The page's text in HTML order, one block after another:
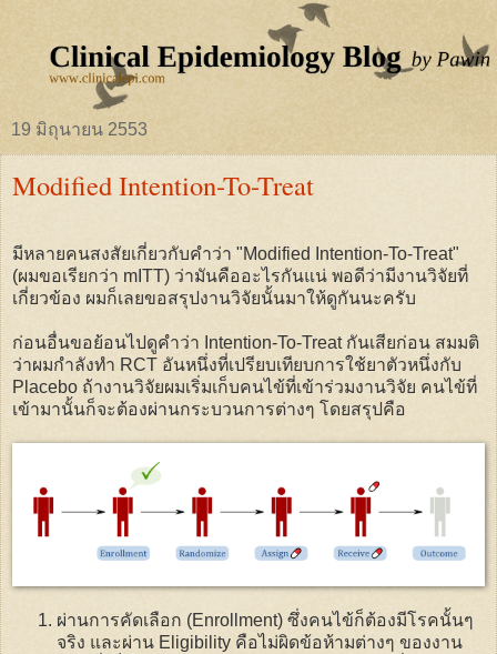
19 มิถุนายน 2553
Modified Intention-To-Treat
มีหลายคนสงสัยเกี่ยวกับคำว่า "Modified Intention-To-Treat"
(ผมขอเรียกว่า mITT) ว่ามันคืออะไรกันแน่ พอดีว่ามีงานวิจัยที่
เกี่ยวข้อง ผมก็เลยขอสรุปงานวิจัยนั้นมาให้ดูกันนะครับ
ก่อนอื่นขอย้อนไปดูคำว่า Intention-To-Treat กันเสียก่อน สมมติ
ว่าผมกำลังทำ RCT อันหนึ่งที่เปรียบเทียบการใช้ยาตัวหนึ่งกับ
Placebo ถ้างานวิจัยผมเริ่มเก็บคนไข้ที่เข้าร่วมงานวิจัย คนไข้ที่
เข้ามานั้นก็จะต้องผ่านกระบวนการต่างๆ โดยสรุปคือ
ผ่านการคัดเลือก (Enrollment) ซึ่งคนไข้ก็ต้องมีโรคนั้นๆ
จริง และผ่าน Eligibility คือไม่ผิดข้อห้ามต่างๆ ของงาน